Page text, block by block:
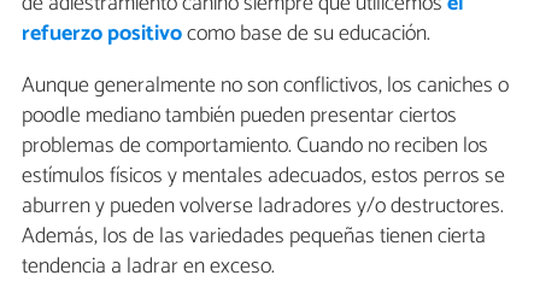
refuerzo positivocomo base de su educación.
Aunque generalmente no son conflictivos, los caniches o
poodle mediano también pueden presentar ciertos
problemas de comportamiento. Cuando no reciben los
estímulos físicos y mentales adecuados, estos perros se
aburren y pueden volverse ladradores y/o destructores.
Además, los de las variedades pequeñas tienen cierta
tendencia a ladrar en exceso.